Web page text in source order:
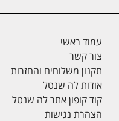
עמוד ראשי
צור קשר
תקנון משלוחים והחזרות
אודות לה שנטל
קוד קופון אתר לה שנטל
הצהרת נגישות